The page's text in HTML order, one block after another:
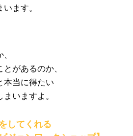
ます。
があるのか、
本当に得たい
いますよ。
してくれる